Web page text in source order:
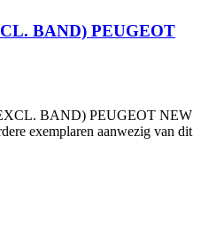
BAND) PEUGEOT
BAND) PEUGEOT NEW
exemplaren aanwezig van dit